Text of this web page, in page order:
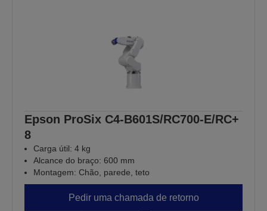
Epson ProSix C4-B601S/RC700-E/RC+
8
Carga útil: 4 kg
Alcance do braço: 600 mm
Montagem: Chão, parede, teto
Pedir uma chamada de retorno